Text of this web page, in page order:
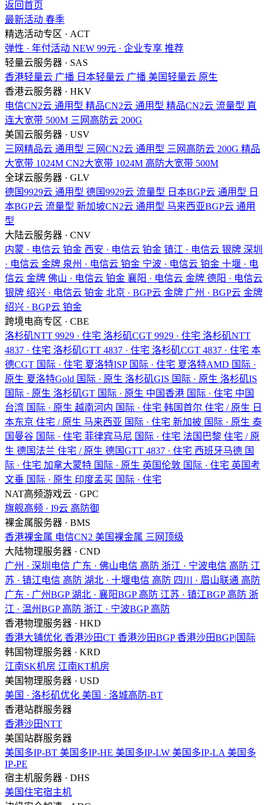
返回首页
最新活动 春季
精选活动专区 · ACT
弹性 · 年付活动 NEW 99元 · 企业专享 推荐
轻量云服务器 · SAS
香港轻量云 广播 日本轻量云 广播 美国轻量云 原生
香港云服务器 · HKV
电信CN2云 通用型 精品CN2云 通用型 精品CN2云 流量型 直
连大宽带 500M 三网高防云 200G
美国云服务器 · USV
三网精品云 通用型 三网CN2云 通用型 三网高防云 200G 精品
大宽带 1024M CN2大宽带 1024M 高防大宽带 500M
全球云服务器 · GLV
德国9929云 通用型 德国9929云 流量型 日本BGP云 通用型 日
本BGP云 流量型 新加坡CN2云 通用型 马来西亚BGP云 通用
型
大陆云服务器 · CNV
内蒙 · 电信云 铂金 西安 · 电信云 铂金 镇江 · 电信云 银牌 深圳
· 电信云 金牌 泉州 · 电信云 铂金 宁波 · 电信云 铂金 十堰 · 电
信云 金牌 佛山 · 电信云 铂金 襄阳 · 电信云 金牌 德阳 · 电信云
银牌 绍兴 · 电信云 铂金 北京 · BGP云 金牌 广州 · BGP云 金牌
绍兴 · BGP云 铂金
跨境电商专区 · CBE
洛杉矶NTT 9929 · 住宅 洛杉矶CGT 9929 · 住宅 洛杉矶NTT
4837 · 住宅 洛杉矶GTT 4837 · 住宅 洛杉矶CGT 4837 · 住宅 本
德CGT 国际 · 住宅 夏洛特ISP 国际 · 住宅 夏洛特AMD 国际 ·
原生 夏洛特Gold 国际 · 原生 洛杉矶GIS 国际 · 原生 洛杉矶IS
国际 · 原生 洛杉矶GT 国际 · 原生 中国香港 国际 · 住宅 中国
台湾 国际 · 原生 越南河内 国际 · 住宅 韩国首尔 住宅 / 原生 日
本东京 住宅 / 原生 马来西亚 国际 · 住宅 新加披 国际 · 原生 泰
国曼谷 国际 · 住宅 菲律宾马尼 国际 · 住宅 法国巴黎 住宅 / 原
生 德国法兰 住宅 / 原生 德国GTT 4837 · 住宅 西班牙马德 国
际 · 住宅 加拿大蒙特 国际 · 原生 英国伦敦 国际 · 住宅 英国考
文垂 国际 · 原生 印度孟买 国际 · 住宅
NAT高频游戏云 · GPC
旗舰高频 · I9云 高防御
裸金属服务器 · BMS
香港裸金属 电信CN2 美国裸金属 三网顶级
大陆物理服务器 · CND
广州 · 深圳电信 广东 · 佛山电信 高防 浙江 · 宁波电信 高防 江
苏 · 镇江电信 高防 湖北 · 十堰电信 高防 四川 · 眉山联通 高防
广东 · 广州BGP 湖北 · 襄阳BGP 高防 江苏 · 镇江BGP 高防 浙
江 · 温州BGP 高防 浙江 · 宁波BGP 高防
香港物理服务器 · HKD
香港大铺优化 香港沙田CT 香港沙田BGP 香港沙田BGP|国际
韩国物理服务器 · KRD
江南SK机房 江南KT机房
美国物理服务器 · USD
美国 · 洛杉矶优化 美国 · 洛城高防-BT
香港站群服务器
香港沙田NTT
美国站群服务器
美国多IP-BT 美国多IP-HE 美国多IP-LW 美国多IP-LA 美国多
IP-PE
宿主机服务器 · DHS
美国住宅宿主机